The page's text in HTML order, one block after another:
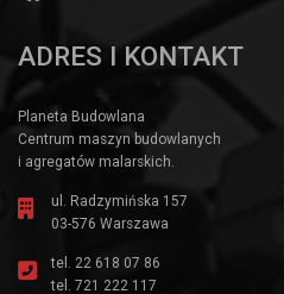
ADRES I KONTAKT
Planeta Budowlana
Centrum maszyn budowlanych
i agregatów malarskich.
ul. Radzymińska 157
03-576 Warszawa
tel. 22 618 07 86
tel. 721 222 117